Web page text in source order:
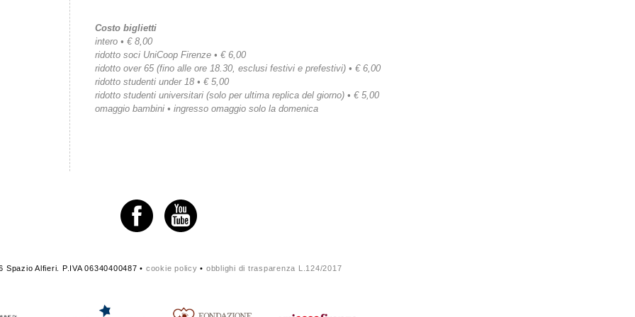
Costo biglietti
intero • € 8,00
ridotto soci UniCoop Firenze • € 6,00
ridotto over 65 (fino alle ore 18.30, esclusi festivi e prefestivi) • € 6,00
ridotto studenti under 18 • € 5,00
ridotto studenti universitari (solo per ultima replica del giorno) • € 5,00
omaggio bambini • ingresso omaggio solo la domenica
Spazio Alfieri. P.IVA 06340400487 • cookie policy • obblighi di trasparenza L.124/2017